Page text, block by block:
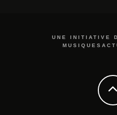
UNE INITIATIVE